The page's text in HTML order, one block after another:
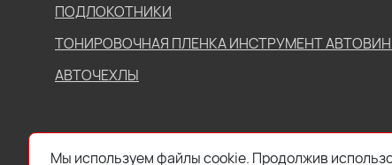
ПОДЛОКОТНИКИ
ТОНИРОВОЧНАЯ ПЛЕНКА ИНСТРУМЕНТ
АВТОЧЕХЛЫ
Мы используем файлы cookie. Продолжив